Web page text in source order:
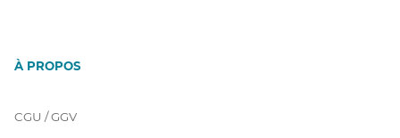
À PROPOS
CGU / GGV